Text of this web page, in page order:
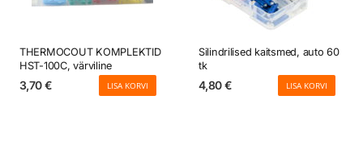
THERMOCOUT KOMPLEKTID
HST-100C, värviline
3,70€ LISA KORVI
Silindrilised kaitsmed, auto 60
tk
4,80€ LISA KORVI